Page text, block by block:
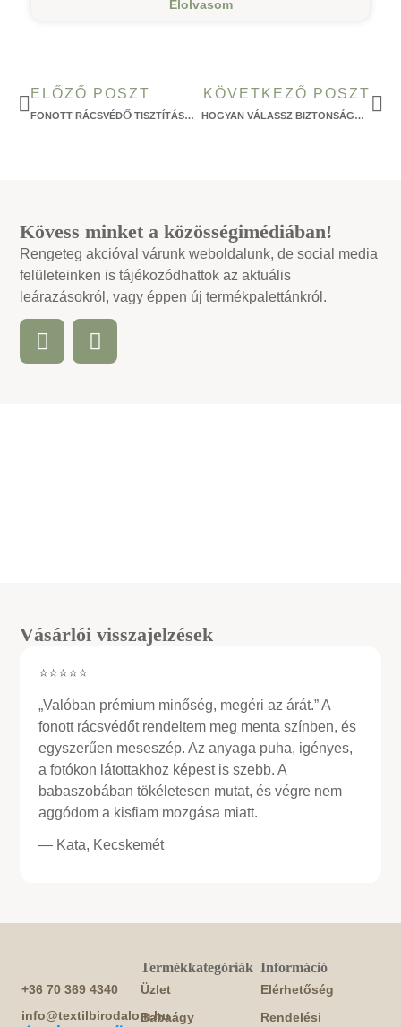
Elolvasom
ELŐZŐ POSZT
FONOTT RÁCSVÉDŐ TISZTÍTÁSA – EGYSZERŰ LÉPÉSEK ANYUKÁKNAK
KÖVETKEZŐ POSZT
HOGYAN VÁLASSZ BIZTONSÁGOS RÁCSVÉDŐT KISÁGYBA? – 5 HASZNOS TIPP
Kövess minket a közösségimédiában!
Rengeteg akcióval várunk weboldalunk, de social media
felületeinken is tájékozódhattok az aktuális
leárazásokról, vagy éppen új termékpalettánkról.
Vásárlói visszajelzések
⭐⭐⭐⭐⭐
„Valóban prémium minőség, megéri az árát.” A
fonott rácsvédőt rendeltem meg menta színben, és
egyszerűen meseszép. Az anyaga puha, igényes,
a fotókon látottakhoz képest is szebb. A
babaszobában tökéletesen mutat, és végre nem
aggódom a kisfiam mozgása miatt.
— Kata, Kecskemét
+36 70 369 4340
info@textilbirodalom.hu
Termékkategóriák
Üzlet
Babaágy
Információ
Elérhetőség
Rendelési